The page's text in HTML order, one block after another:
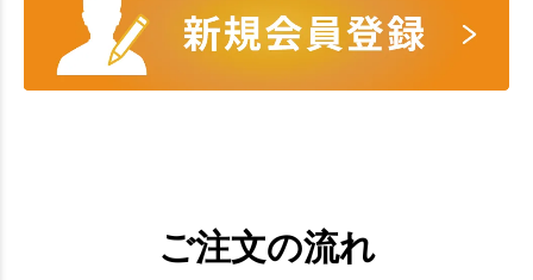
ご注文の流れ